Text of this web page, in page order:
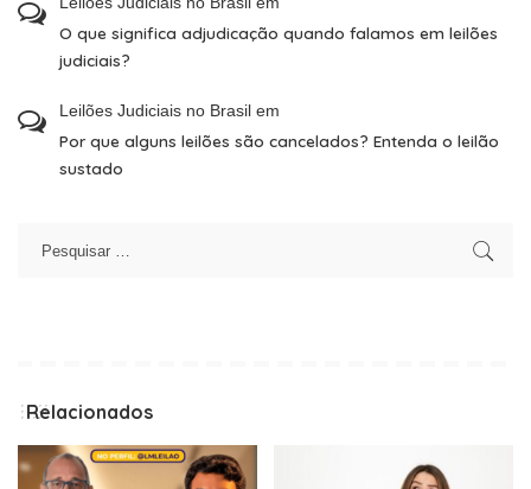
O que significa adjudicação quando falamos em leilões
judiciais?
Leilões Judiciais no Brasil em
Por que alguns leilões são cancelados? Entenda o leilão
sustado
Relacionados